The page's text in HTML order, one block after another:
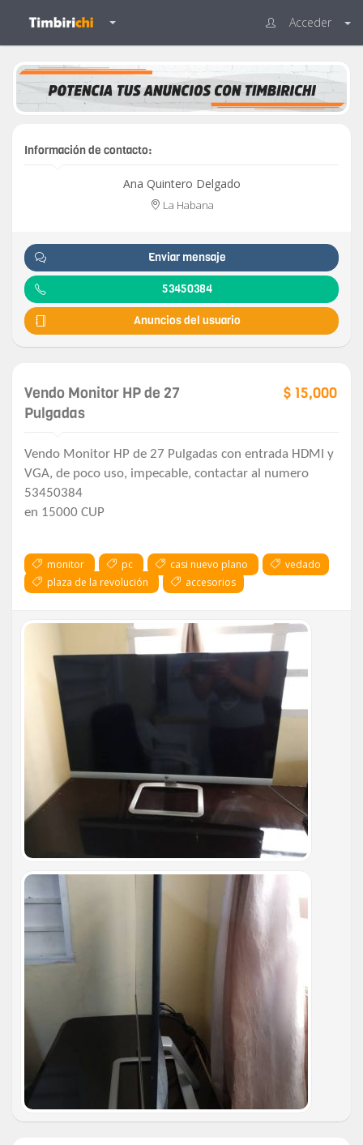
Acceder
Información de contacto:
Ana Quintero Delgado
La Habana
Enviar mensaje
53450384
Anuncios del usuario
Vendo Monitor HP de 27
Pulgadas
$ 15,000
Vendo Monitor HP de 27 Pulgadas con entrada HDMI y
VGA, de poco uso, impecable, contactar al numero
53450384
en 15000 CUP
monitor pc casi nuevo plano
vedado
plaza de la revolución
accesorios